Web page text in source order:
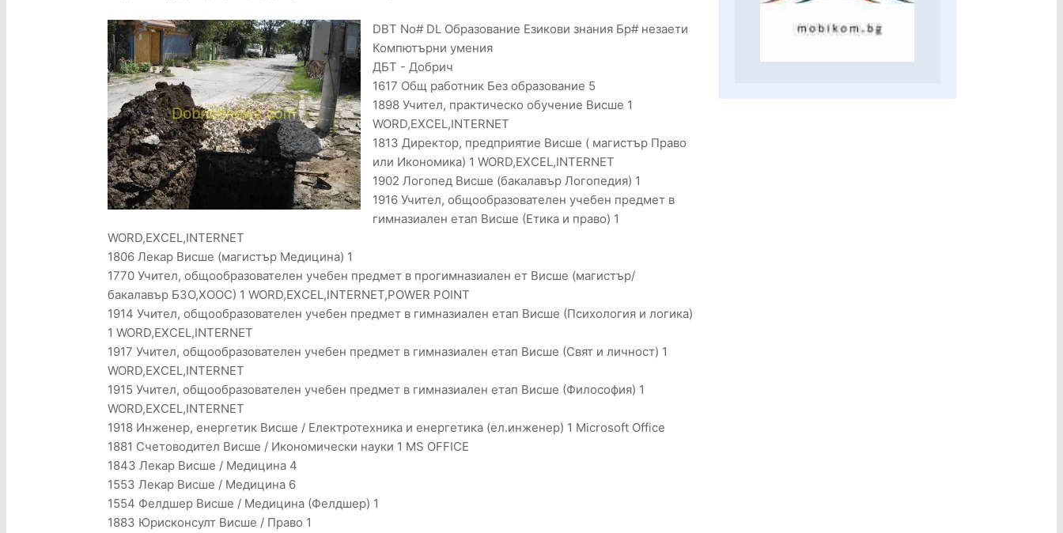
DBT No# DL Образование Езикови знания Бр# незаети
Компютърни умения
ДБТ - Добрич
1617 Общ работник Без образование 5
1898 Учител, практическо обучение Висше 1
WORD,EXCEL,INTERNET
1813 Директор, предприятие Висше ( магистър Право
или Икономика) 1 WORD,EXCEL,INTERNET
1902 Логопед Висше (бакалавър Логопедия) 1
1916 Учител, общообразователен учебен предмет в
гимназиален етап Висше (Етика и право) 1
WORD,EXCEL,INTERNET
1806 Лекар Висше (магистър Медицина) 1
1770 Учител, общообразователен учебен предмет в прогимназиален ет Висше (магистър/
бакалавър БЗО,ХООС) 1 WORD,EXCEL,INTERNET,POWER POINT
1914 Учител, общообразователен учебен предмет в гимназиален етап Висше (Психология и логика)
1 WORD,EXCEL,INTERNET
1917 Учител, общообразователен учебен предмет в гимназиален етап Висше (Свят и личност) 1
WORD,EXCEL,INTERNET
1915 Учител, общообразователен учебен предмет в гимназиален етап Висше (Философия) 1
WORD,EXCEL,INTERNET
1918 Инженер, енергетик Висше / Електротехника и енергетика (ел.инженер) 1 Microsoft Office
1881 Счетоводител Висше / Икономически науки 1 MS OFFICE
1843 Лекар Висше / Медицина 4
1553 Лекар Висше / Медицина 6
1554 Фелдшер Висше / Медицина (Фелдшер) 1
1883 Юрисконсулт Висше / Право 1